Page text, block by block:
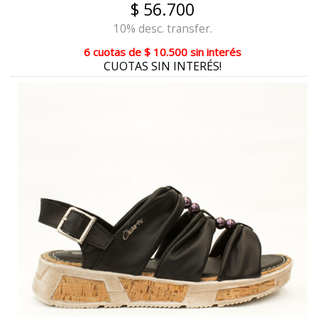
BORDO CHARRUGA
PELTRE
CUOIO
MAIZ
NUDE TIZA VISON
PELTRE PLATA
REPTIL NEGRO
$ 56.700
10% desc. transfer.
6 cuotas de $ 10.500 sin interés
CUOTAS SIN INTERÉS!